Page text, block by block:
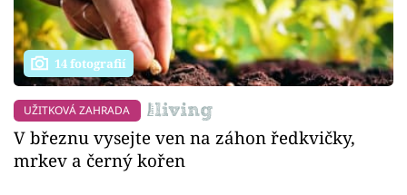
14 fotografií
UŽITKOVÁ ZAHRADA
V březnu vysejte ven na záhon ředkvičky,
mrkev a černý kořen